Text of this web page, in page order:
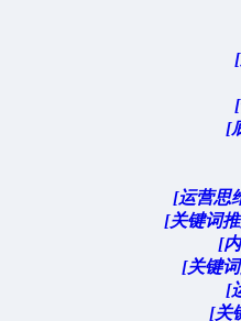
[
[运营思
[关键词
[
[关键
[
[关